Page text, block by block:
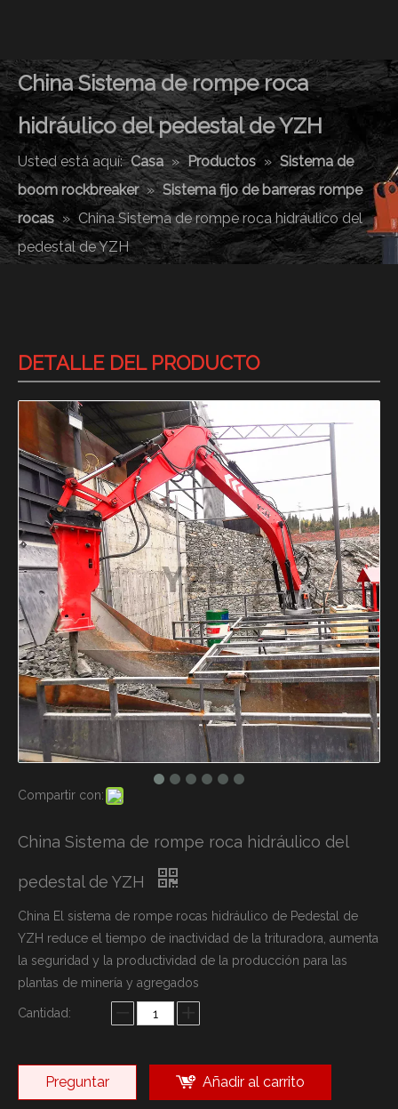
China Sistema de rompe roca
hidráulico del pedestal de YZH
Usted está aquí: Casa » Productos » Sistema de
boom rockbreaker » Sistema fijo de barreras rompe
rocas » China Sistema de rompe roca hidráulico del
pedestal de YZH
DETALLE DEL PRODUCTO
Compartir con:
China Sistema de rompe roca hidráulico del
pedestal de YZH
China El sistema de rompe rocas hidráulico de Pedestal de
YZH reduce el tiempo de inactividad de la trituradora, aumenta
la seguridad y la productividad de la producción para las
plantas de minería y agregados
Cantidad:
Preguntar Añadir al carrito